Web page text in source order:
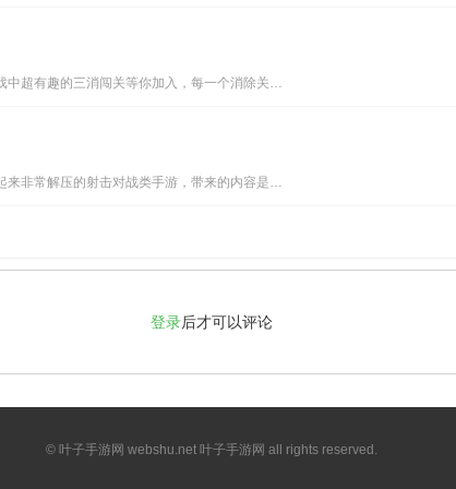
一起连三消，在游戏中超有趣的三消闯关等你加入，每一个消除关卡都会有丰厚的福利等你完成领取，每天都会有全新的消除挑战内容，出色完成相应任务即可让你获得更多的红包，同时超简单的游戏规则也能让你更快的上手，收集更多的道具让你的闯关更加顺利，更多内
灰了个机是一款玩起来非常解压的射击对战类手游，带来的内容是非常精彩的，并且画风也比较简洁，每名玩家都需要用手指不断的点击屏幕，向对方发起报复式的射击，带来的乐趣非常的纯粹，完成更多的战斗任务就可以解锁奖励。《灰了个机》游戏优势：1:参与到更
登录后才可以评论
© 叶子手游网 webshu.net 叶子手游网 all rights reserved.